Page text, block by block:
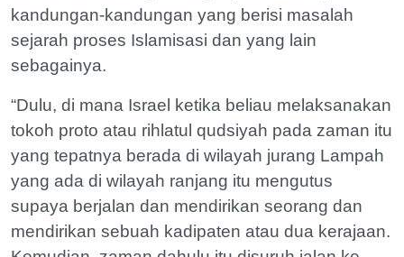
kandungan-kandungan yang berisi masalah
sejarah proses Islamisasi dan yang lain
sebagainya.
“Dulu, di mana Israel ketika beliau melaksanakan
tokoh proto atau rihlatul qudsiyah pada zaman itu
yang tepatnya berada di wilayah jurang Lampah
yang ada di wilayah ranjang itu mengutus
supaya berjalan dan mendirikan seorang dan
mendirikan sebuah kadipaten atau dua kerajaan.